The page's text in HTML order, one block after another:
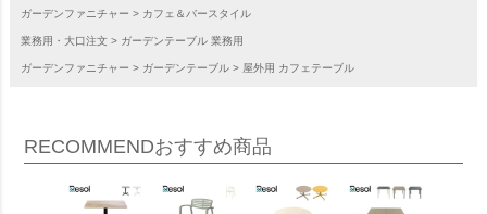
ガーデンファニチャー カフェ＆バースタイル
業務用・大口注文 ガーデンテーブル 業務用
ガーデンファニチャー ガーデンテーブル 屋外用 カフェテーブル
RECOMMENDおすすめ商品